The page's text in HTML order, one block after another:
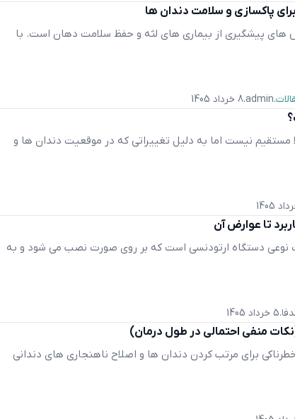
پاکسازی و سلامت دندان ها
های پیشگیری از بیماری های لثه و حفظ سلامت دهان است. با
admin8 خرداد 1405
مستقیم نیست اما به دلیل تغییراتی که در موقعیت دندان ها و
تا عوارض آن
دستگاه ارتودنسی است که بر روی صورت نصب می شود و به
5 خرداد 1405
برای مرتب کردن دندان ها و اصلاح ناهنجاری های دندانی